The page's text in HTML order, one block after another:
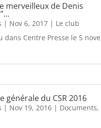
merveilleux de Denis
| Nov 6, 2017| Le club
dans Centre Presse le 5
générale du CSR 2016
| Nov 19, 2016| Documents,